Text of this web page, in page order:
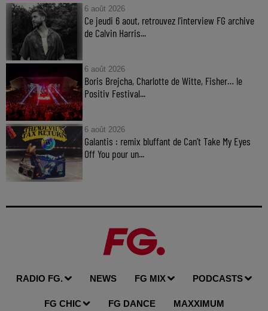
6 août 2026
Ce jeudi 6 aout, retrouvez l'interview FG archive
de Calvin Harris...
6 août 2026
Boris Brejcha, Charlotte de Witte, Fisher… le
Positiv Festival...
6 août 2026
Galantis : remix bluffant de Can’t Take My Eyes
Off You pour un...
RADIO FG. NEWS FG MIX PODCASTS
FG CHIC FG DANCE MAXXIMUM